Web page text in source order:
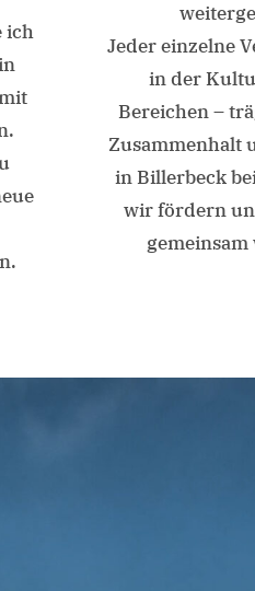
ich
Jeder einzelne
in der
Bereichen –
Zusammenhalt
in Billerbeck
wir fördern